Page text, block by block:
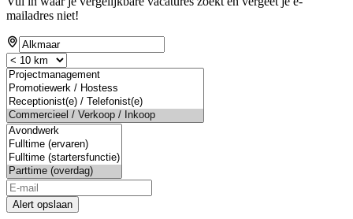
mailadres niet!
Alert opslaan